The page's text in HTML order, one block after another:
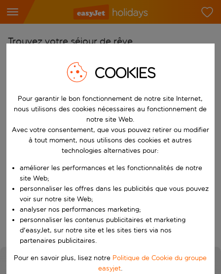
Trouvez votre séjour de rêve
Choisissez votre aéroport
Commencez à taper pour la saisie automatique. Lorsque les
Choisissez votre destination
Vers
Choisissez vos dates
Quand
Qui
Rechercher
COOKIES
Pour garantir le bon fonctionnement de notre site Internet,
nous utilisons des cookies nécessaires au fonctionnement de
notre site Web.
Avec votre consentement, que vous pouvez retirer ou modifier
à tout moment, nous utilisons des cookies et autres
technologies alternatives pour:
améliorer les performances et les fonctionnalités de notre
site Web;
personnaliser les offres dans les publicités que vous pouvez
voir sur notre site Web;
analyser nos performances marketing;
personnaliser les contenus publicitaires et marketing
d'easyJet, sur notre site et les sites tiers via nos
partenaires publicitaires.
Pour en savoir plus, lisez notre Politique de Cookie du groupe
easyjet.